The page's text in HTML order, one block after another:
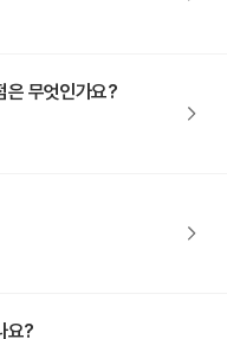
은 무엇인가요?
요?